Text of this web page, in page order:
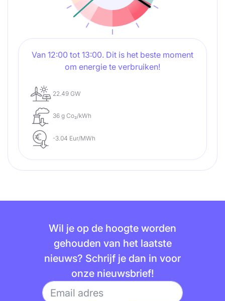
Van 12:00 tot 13:00. Dit is het beste moment
om energie te verbruiken!
22.49 GW
36 g Co₂/kWh
-3.04 Eur/MWh
Wil je op de hoogte worden
gehouden van het laatste
nieuws? Schrijf je dan in voor
onze nieuwsbrief!
E-mail